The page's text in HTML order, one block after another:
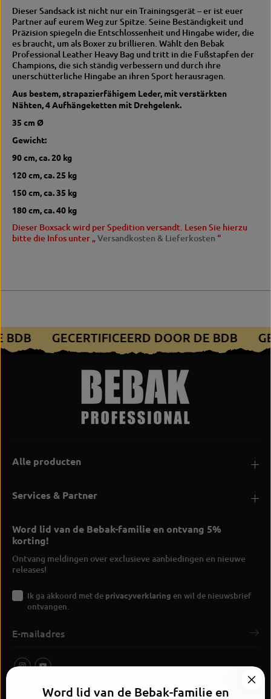
Dieser Sandsack ist nicht nur ein Trainingsgerät – er ist euer
Partner auf eurem Weg zur Spitze. Seine Beständigkeit und
Präzision spiegeln die Entschlossenheit und Hingabe wider, die
es braucht, um als Boxer zu brillieren. Wählt den Bebak
Professional Leather Heavy Bag und tritt in die Fußstapfen der
Champions, die sich ständig verbessern und durch ihre
unerschütterliche Hingabe an ihren Sport herausragen.
Aus bestem, strapazierfähigem Leder, mit verstärkten
Nähten, 4 Aufhängeketten mit Drehgelenk.
35 cm Ø
Gewicht:
90 cm, ca.20 kg
120 cm, ca.25 kg
150 cm, ca.35 kg
180 cm, ca.40 kg
Dieser Boxsack wird per Spedition versandt. Lesen Sie hierzu
bitte die Infos unter „Versandkosten & Lieferkosten “
BDB GECERTIFICEERD DOOR DE BDB
Alle producten
Services & Partner
Word lid van de Bebak-familie en ontvang 5%
korting!
Ontvang meldingen over exclusieve aanbiedingen en nieuwe
releases!
Ik ga akkoord met de privacyverklaring en wil de nieuwsbrief
ontvangen.
Word lid van de Bebak-familie en